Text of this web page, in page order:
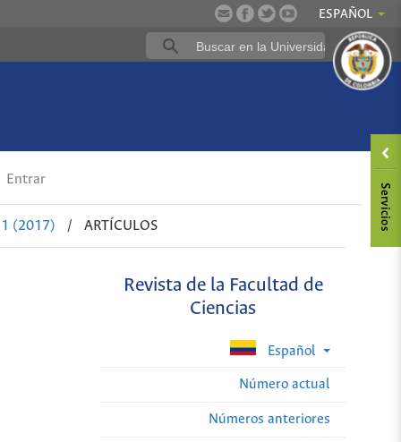
ESPAÑOL
Entrar
(2017) / ARTÍCULOS
Revista de la Facultad de
Ciencias
Español
Número actual
Números anteriores